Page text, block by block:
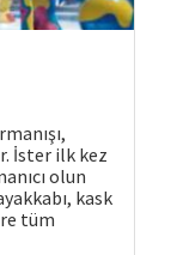
İster ilk kez
olun
kask
tüm